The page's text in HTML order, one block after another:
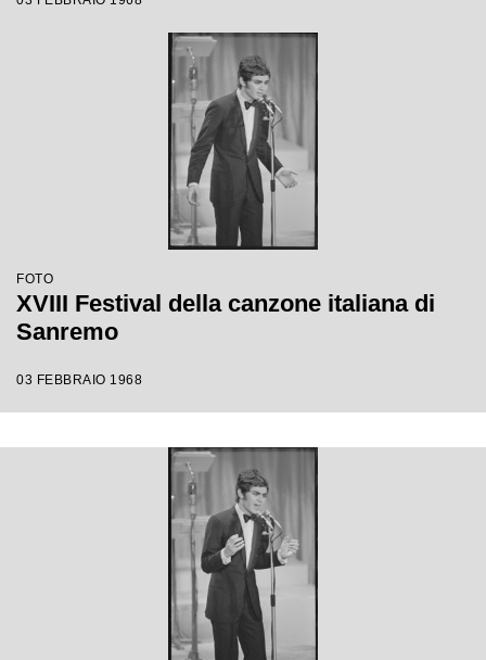
FOTO
XVIII Festival della canzone italiana di
Sanremo
03 FEBBRAIO 1968